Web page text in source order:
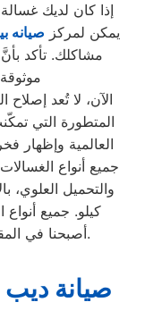
إذا كان لديك
يمكن لمركز صيانه
مشاكلك. تأكد
الآن، لا تُعد
المتطورة التي
العالمية وإظهار
جميع أنواع
كيلو. جميع
أصبحنا في المقدمة وقادة في سوق الشركات بأكمله.
صيانة ديب